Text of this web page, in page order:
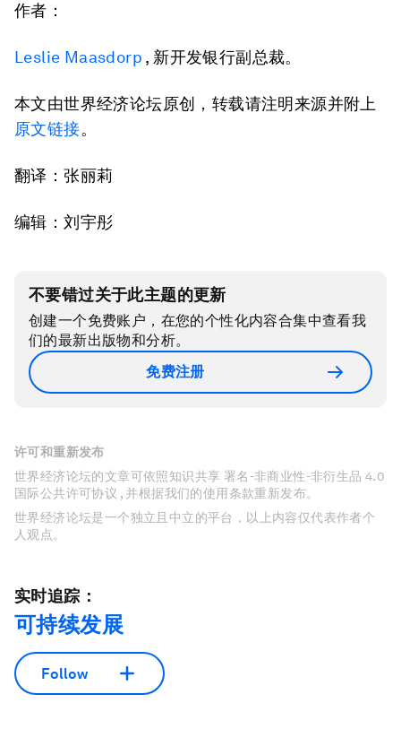
作者：
Leslie Maasdorp , 新开发银行副总裁。
本文由世界经济论坛原创，转载请注明来源并附上
原文链接。
翻译：张丽莉
编辑：刘宇彤
不要错过关于此主题的更新
创建一个免费账户，在您的个性化内容合集中查看我
们的最新出版物和分析。
免费注册
许可和重新发布
世界经济论坛的文章可依照知识共享 署名-非商业性-非衍生品 4.0
国际公共许可协议 , 并根据我们的使用条款重新发布。
世界经济论坛是一个独立且中立的平台，以上内容仅代表作者个
人观点。
实时追踪：
可持续发展
Follow